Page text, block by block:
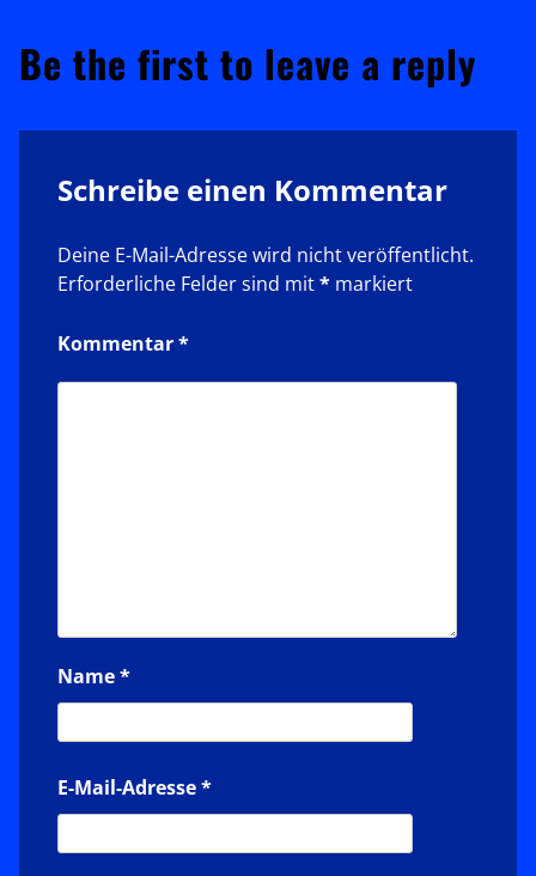
Be the first to leave a reply
Schreibe einen Kommentar
Deine E-Mail-Adresse wird nicht veröffentlicht.
Erforderliche Felder sind mit* markiert
Kommentar*
Name*
E-Mail-Adresse*